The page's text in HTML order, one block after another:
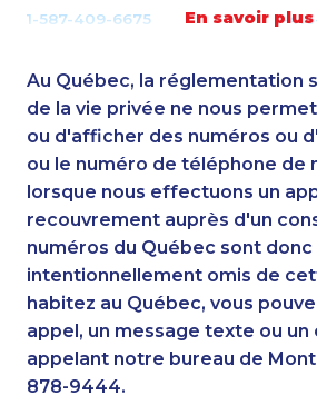
En savoir plus
1-587-409-6675
1-
1-416-916-0328
1-
1-905-823-3587
1-
1-514-448-1304
1-
1-778-401-2178
1-
1-778-760-1291
1-
1-416-231-7896
1-
1-780-900-8863
1-
1-437-900-0375
1-
1-438-289-3584
1-
1-844-275-5101
1-
1-416-239-0375
1-
1-418-615-3020
Au Québec, la réglementation
de la vie privée ne nous
ou d'afficher des numéros ou
ou le numéro de téléphone de
lorsque nous effectuons un
recouvrement auprès d'un
numéros du Québec sont donc
intentionnellement omis de
habitez au Québec, vous
appel, un message texte ou un
appelant notre bureau de
878-9444.